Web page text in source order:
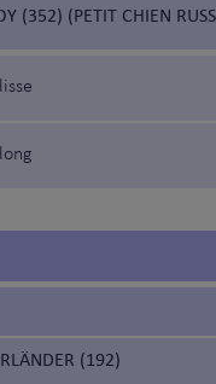
(352) (PETIT CHIEN
(192)